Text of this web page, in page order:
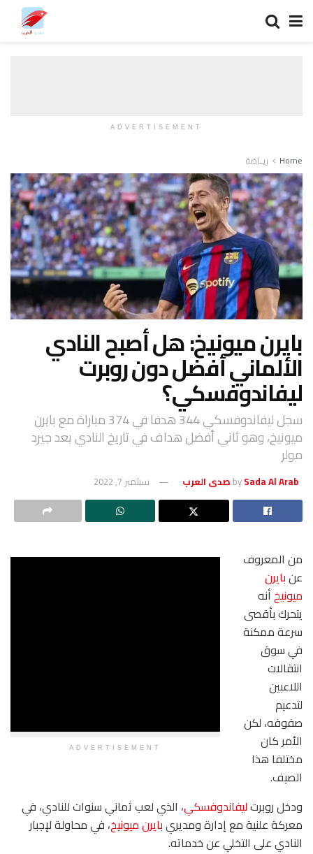
ADVERTISEMENT
Home ريــاضة
بايرن ميونيخ: هل أصبح النادي
الألماني أفضل دون روبرت
ليفاندوفسكي؟
سجل ليفاندوفسكي 344 هدفا في 374 مباراة مع بايرن
ميونيخ، وهو ثاني أفضل هداف في تاريخ النادي بعد جيرد
مولر
bySada Al Arab صدى العرب سبتمبر 7, 2022
ADVERTISEMENT
من المعروف
عنبايرن
ميونيخأنه
يتحرك بأقصى
سرعة ممكنة
في سوق
انتقالات
اللاعبين
لتدعيم
صفوفه، لكن
الأمر كان
مختلفا هذا
الصيف.
ودخل روبرتليفاندوفسكي، الذي لعب ثماني سنوات للنادي، في
معركة علنية مع إدارة ومديريبايرن ميونيخ، في محاولة لإجبار
النادي على التخلي عن خدماته.